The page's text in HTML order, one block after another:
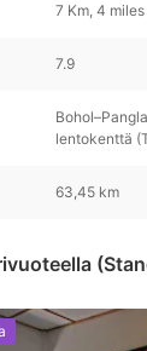
7 Km, 4 miles
7.9
lentokenttä
63,45 km